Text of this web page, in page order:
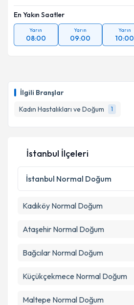
İlgili Branşlar
Kadın Hastalıkları ve Doğum
1
En Yakın Saatler
Yarın
08:00
Yarın
09:00
Yarın
10:00
İstanbul İlçeleri
İstanbul Normal Doğum
Kadıköy Normal Doğum
Ataşehir Normal Doğum
Bağcılar Normal Doğum
Küçükçekmece Normal Doğum
Maltepe Normal Doğum